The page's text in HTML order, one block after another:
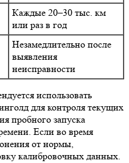
Каждые 20–30 тыс. км
или раз в год
Незамедлительно после
выявления
неисправности
использовать
для контроля текущих
пробного запуска
Если во время
от нормы,
калибровочных данных.